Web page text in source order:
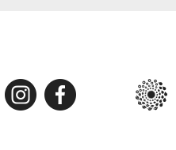
InstagramFacebook